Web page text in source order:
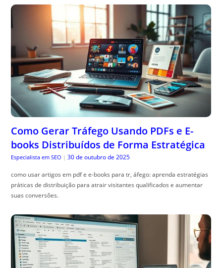
Como Gerar Tráfego Usando PDFs e E-
books Distribuídos de Forma Estratégica
Especialista em SEO | 30 de outubro de 2025
como usar artigos em pdf e e-books para tr, áfego: aprenda estratégias
práticas de distribuição para atrair visitantes qualificados e aumentar
suas conversões.